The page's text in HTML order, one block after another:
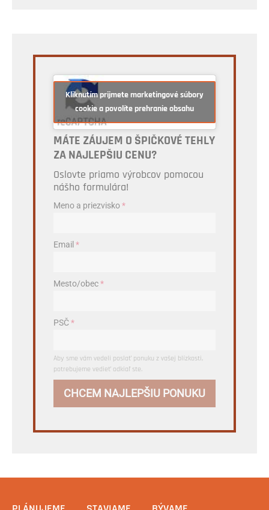
Kliknutím prijmete marketingové súbory
cookie a povolíte prehranie obsahu
MÁTE ZÁUJEM O ŠPIČKOVÉ TEHLY
ZA NAJLEPŠIU CENU?
Oslovte priamo výrobcov pomocou
nášho formulára!
Meno a priezvisko*
Email *
Mesto/obec*
PSČ*
Aby sme vám vedeli poslať ponuku z vašej blízkosti,
potrebujeme vedieť odkiaľ ste.
CHCEM NAJLEPŠIU PONUKU